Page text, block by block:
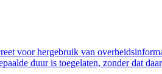
voor hergebruik van
duur is toegelaten, zonder dat